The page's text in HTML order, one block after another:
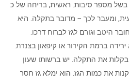
בשל מספר סיבות. ראשית, בריחה של כ
ומעבר לכך – מדובר בתקלה. היא
היטב וגורם לגז לברוח דרכו.
ברמת הקירור או קיפאון בצנרת.
בקלות את התקלה. יש ברשותו שעון
את כמות הגז. הוא ימלא גז חסר